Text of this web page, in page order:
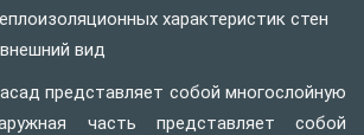
характеристик стен
вид
представляет собой многослойную
часть представляет собой